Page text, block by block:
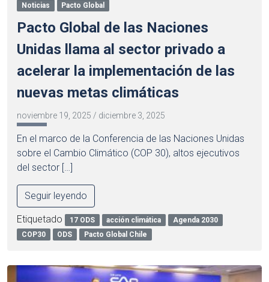
Noticias Pacto Global
Pacto Global de las Naciones
Unidas llama al sector privado a
acelerar la implementación de las
nuevas metas climáticas
noviembre 19, 2025 / diciembre 3, 2025
En el marco de la Conferencia de las Naciones Unidas
sobre el Cambio Climático (COP 30), altos ejecutivos
del sector […]
Seguir leyendo
Etiquetado 17 ODS acción climática
Agenda 2030
COP30
ODS Pacto Global Chile